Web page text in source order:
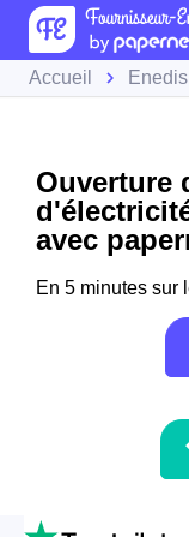
Accueil Enedis